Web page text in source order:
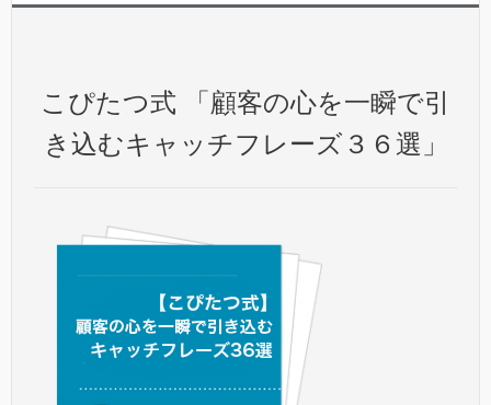
こぴたつ式 「顧客の心を一瞬で引
き込むキャッチフレーズ３６選」